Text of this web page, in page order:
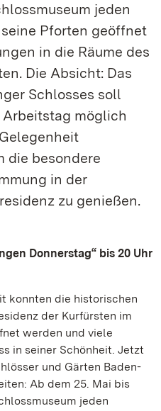
jeden
Pforten geöffnet
in die Räume des
Die Absicht: Das
Schlosses soll
möglich
die besondere
in der
zu genießen.
Donnerstag“ bis 20 Uhr
konnten die historischen
der Kurfürsten im
werden und viele
in seiner Schönheit. Jetzt
und Gärten Baden-
Ab dem 25. Mai bis
jeden